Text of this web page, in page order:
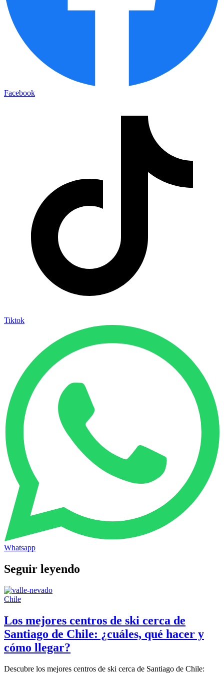
Facebook
Tiktok
Whatsapp
Seguir leyendo
Chile
Los mejores centros de ski cerca de
Santiago de Chile: ¿cuáles, qué hacer y
cómo llegar?
Descubre los mejores centros de ski cerca de Santiago de Chile: